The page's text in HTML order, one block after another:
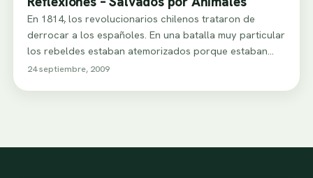
En 1814, los revolucionarios chilenos trataron de
derrocar a los españoles. En una batalla muy particular
los rebeldes estaban atemorizados porque estaban…
24 septiembre, 2009